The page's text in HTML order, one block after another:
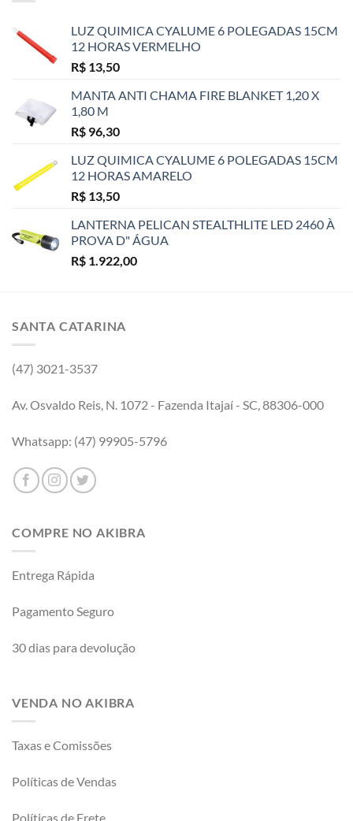
LUZ QUIMICA CYALUME 6 POLEGADAS 15CM
12 HORAS VERMELHO
R$ 13,50
MANTA ANTI CHAMA FIRE BLANKET 1,20 X
1,80 M
R$ 96,30
LUZ QUIMICA CYALUME 6 POLEGADAS 15CM
12 HORAS AMARELO
R$ 13,50
LANTERNA PELICAN STEALTHLITE LED 2460 À
PROVA D" ÁGUA
R$ 1.922,00
SANTA CATARINA
(47) 3021-3537
Av. Osvaldo Reis, N. 1072 - Fazenda Itajaí - SC, 88306-000
Whatsapp: (47) 99905-5796
COMPRE NO AKIBRA
Entrega Rápida
Pagamento Seguro
30 dias para devolução
VENDA NO AKIBRA
Taxas e Comissões
Políticas de Vendas
Políticas de Frete